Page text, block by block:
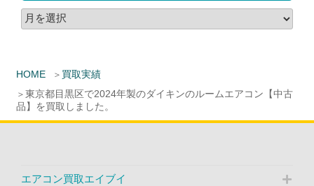
HOME
買取実績
東京都目黒区で2024年製のダイキンのルームエアコン【中古
品】を買取しました。
エアコン買取エイブイ